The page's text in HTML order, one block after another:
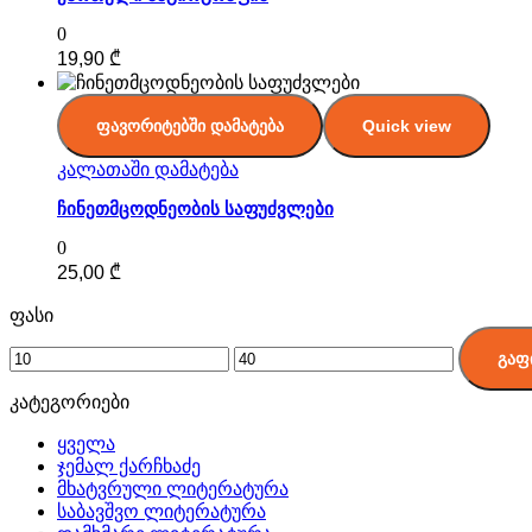
0
19,90 ₾
ფავორიტებში დამატება Quick view
კალათაში დამატება
ჩინეთმცოდნეობის საფუძვლები
0
25,00 ₾
ფასი
კატეგორიები
ყველა
ჯემალ ქარჩხაძე
მხატვრული ლიტერატურა
საბავშვო ლიტერატურა